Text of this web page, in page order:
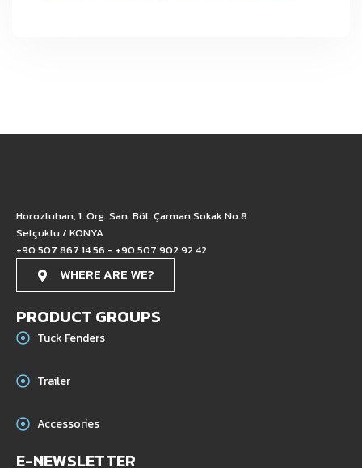
Horozluhan, 1. Org. San. Böl. Çarman Sokak No.8
Selçuklu / KONYA
+90 507 867 14 56 - +90 507 902 92 42
WHERE ARE WE?
PRODUCT GROUPS
Tuck Fenders
Trailer
Accessories
E-NEWSLETTER